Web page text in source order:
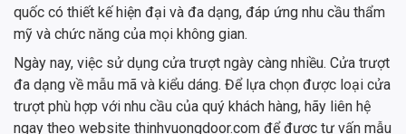
quốc có thiết kế hiện đại và đa dạng, đáp ứng nhu cầu thẩm
mỹ và chức năng của mọi không gian.
Ngày nay, việc sử dụng cửa trượt ngày càng nhiều. Cửa trượt
đa dạng về mẫu mã và kiểu dáng. Để lựa chọn được loại cửa
trượt phù hợp với nhu cầu của quý khách hàng, hãy liên hệ
ngay theo website thinhvuongdoor.com để được tư vấn mẫu